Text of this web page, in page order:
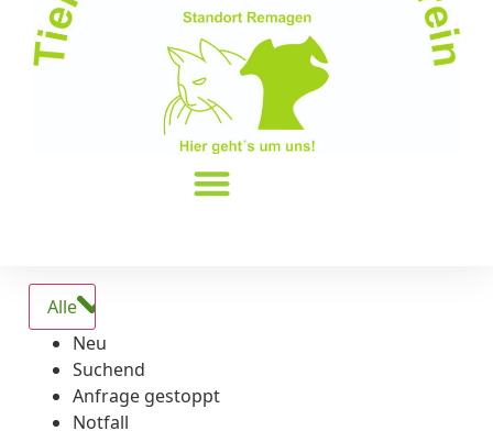
Alle
Neu
Suchend
Anfrage gestoppt
Notfall